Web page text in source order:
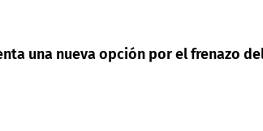
una nueva opción por el frenazo